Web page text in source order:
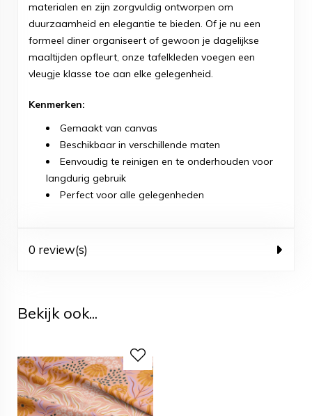
materialen en zijn zorgvuldig ontworpen om
duurzaamheid en elegantie te bieden. Of je nu een
formeel diner organiseert of gewoon je dagelijkse
maaltijden opfleurt, onze tafelkleden voegen een
vleugje klasse toe aan elke gelegenheid.
Kenmerken:
Gemaakt van canvas
Beschikbaar in verschillende maten
Eenvoudig te reinigen en te onderhouden voor
langdurig gebruik
Perfect voor alle gelegenheden
0 review(s)
Bekijk ook...